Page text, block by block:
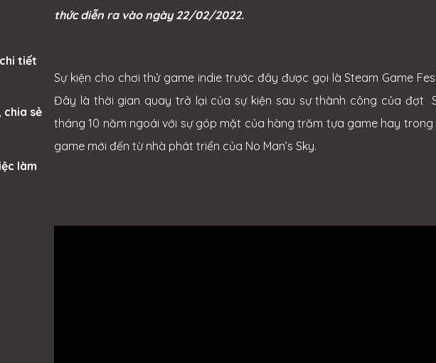
thức diễn ra vào ngày 22/02/2022.
Sự kiện cho chơi thử game indie trước đây được gọi là Steam Game
Đây là thời gian quay trở lại của sự kiện sau sự thành công của đợt
tháng 10 năm ngoái với sự góp mặt của hàng trăm tựa game hay
game mới đến từ nhà phát triển của No Man’s Sky.
tiết
chia sẻ
làm